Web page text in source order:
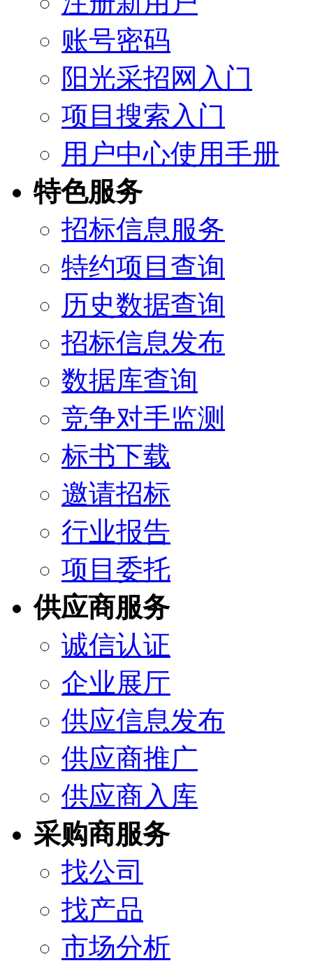
账号密码
阳光采招网入门
项目搜索入门
用户中心使用手册
特色服务
招标信息服务
特约项目查询
历史数据查询
招标信息发布
数据库查询
竞争对手监测
标书下载
邀请招标
行业报告
项目委托
供应商服务
诚信认证
企业展厅
供应信息发布
供应商推广
供应商入库
采购商服务
找公司
找产品
市场分析